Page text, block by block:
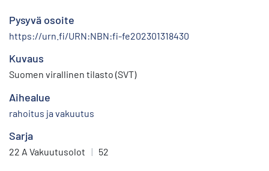
Pysyvä osoite
https://urn.fi/URN:NBN:fi-fe202301318430
Kuvaus
Suomen virallinen tilasto (SVT)
Aihealue
rahoitus ja vakuutus
Sarja
22 A Vakuutusolot | 52